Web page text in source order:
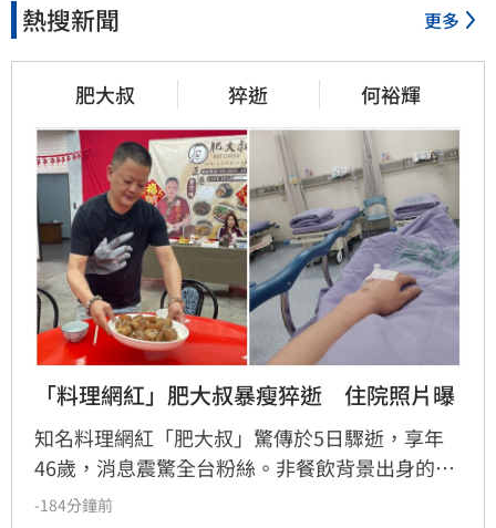
熱搜新聞 更多
肥大叔 猝逝 何裕輝
「料理網紅」肥大叔暴瘦猝逝　住院照片曝
知名料理網紅「肥大叔」驚傳於5日驟逝，享年
46歲，消息震驚全台粉絲。非餐飲背景出身的
他，憑藉親切教學與拚勁，將直播事業經營得有
-184分鐘前